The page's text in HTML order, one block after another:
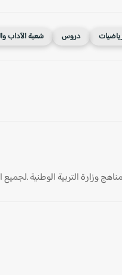
دروس شعبة الآداب
وزارة التربية الوطنية .لجميع